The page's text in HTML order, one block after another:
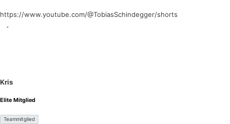
https://www.youtube.com/@TobiasSchindegger/shorts
Kris
Elite Mitglied
Teammitglied